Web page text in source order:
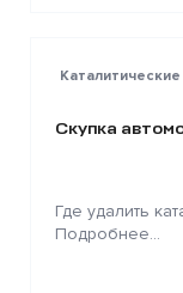
Скупка
Где удалить
Подробнее...